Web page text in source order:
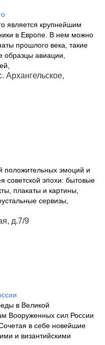
является крупнейшим
в Европе. В нем можно
прошлого века, такие
образцы авиации,
Архангельское,
эмоций и
советской эпохи: бытовые
плакаты и картины,
сервизы,
д.7/9
в Великой
Вооруженных сил России
в себе новейшие
и византийскими